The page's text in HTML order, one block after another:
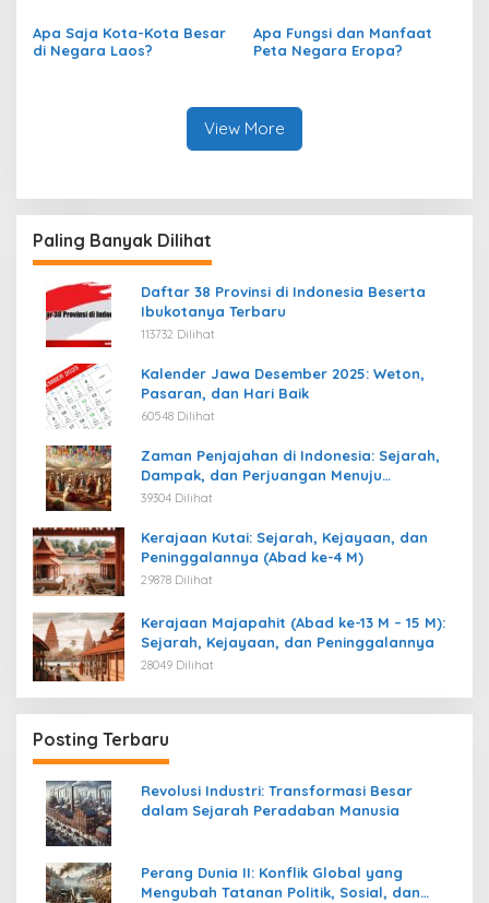
Apa Saja Kota-Kota Besar
di Negara Laos?
Apa Fungsi dan Manfaat
Peta Negara Eropa?
View More
Paling Banyak Dilihat
Daftar 38 Provinsi di Indonesia Beserta
Ibukotanya Terbaru
113732 Dilihat
Kalender Jawa Desember 2025: Weton,
Pasaran, dan Hari Baik
60548 Dilihat
Zaman Penjajahan di Indonesia: Sejarah,
Dampak, dan Perjuangan Menuju
Kemerdekaan
39304 Dilihat
Kerajaan Kutai: Sejarah, Kejayaan, dan
Peninggalannya (Abad ke-4 M)
29878 Dilihat
Kerajaan Majapahit (Abad ke-13 M – 15 M):
Sejarah, Kejayaan, dan Peninggalannya
28049 Dilihat
Posting Terbaru
Revolusi Industri: Transformasi Besar
dalam Sejarah Peradaban Manusia
Perang Dunia II: Konflik Global yang
Mengubah Tatanan Politik, Sosial, dan